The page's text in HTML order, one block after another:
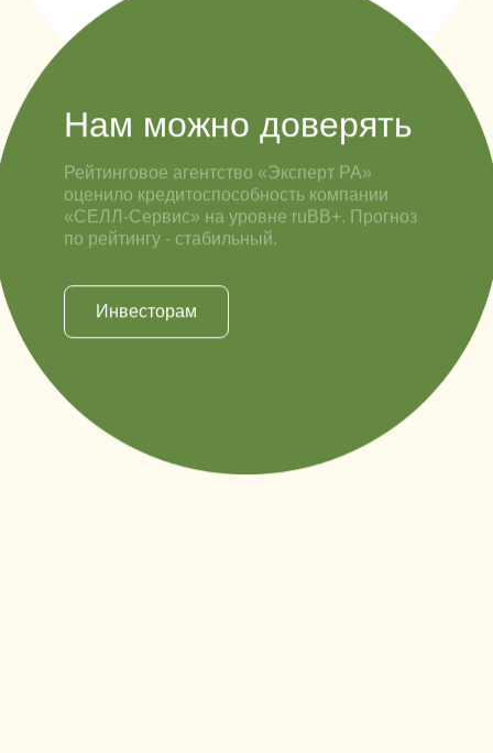
Нам можно доверять
Рейтинговое агентство «Эксперт РА»
оценило кредитоспособность компании
«СЕЛЛ-Сервис» на уровне ruВВ+. Прогноз
по рейтингу - стабильный.
Инвесторам